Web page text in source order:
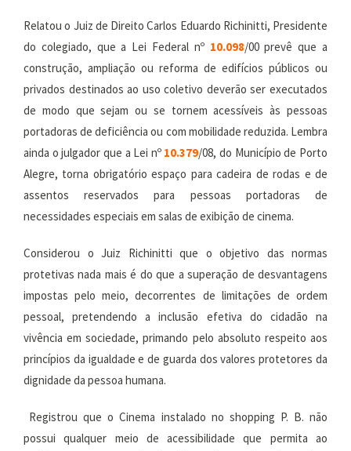
Relatou o Juiz de Direito Carlos Eduardo Richinitti, Presidente
do colegiado, que a Lei Federal nº 10.098/00 prevê que a
construção, ampliação ou reforma de edifícios públicos ou
privados destinados ao uso coletivo deverão ser executados
de modo que sejam ou se tornem acessíveis às pessoas
portadoras de deficiência ou com mobilidade reduzida. Lembra
ainda o julgador que a Lei nº 10.379/08, do Município de Porto
Alegre, torna obrigatório espaço para cadeira de rodas e de
assentos reservados para pessoas portadoras de
necessidades especiais em salas de exibição de cinema.
Considerou o Juiz Richinitti que o objetivo das normas
protetivas nada mais é do que a superação de desvantagens
impostas pelo meio, decorrentes de limitações de ordem
pessoal, pretendendo a inclusão efetiva do cidadão na
vivência em sociedade, primando pelo absoluto respeito aos
princípios da igualdade e de guarda dos valores protetores da
dignidade da pessoa humana.
Registrou que o Cinema instalado no shopping P. B. não
possui qualquer meio de acessibilidade que permita ao